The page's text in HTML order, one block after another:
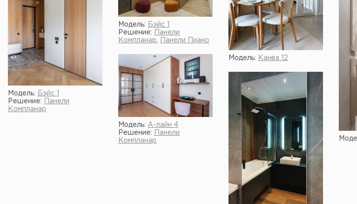
Модель: Канва 12
Модель:
Бэйс 1
Решение:
Панели
Компланар
Панели Пиано
Модель:
Бэйс 1
Решение:
Панели
Компланар
Модель: А-лайн 4
Решение:
Панели
Компланар